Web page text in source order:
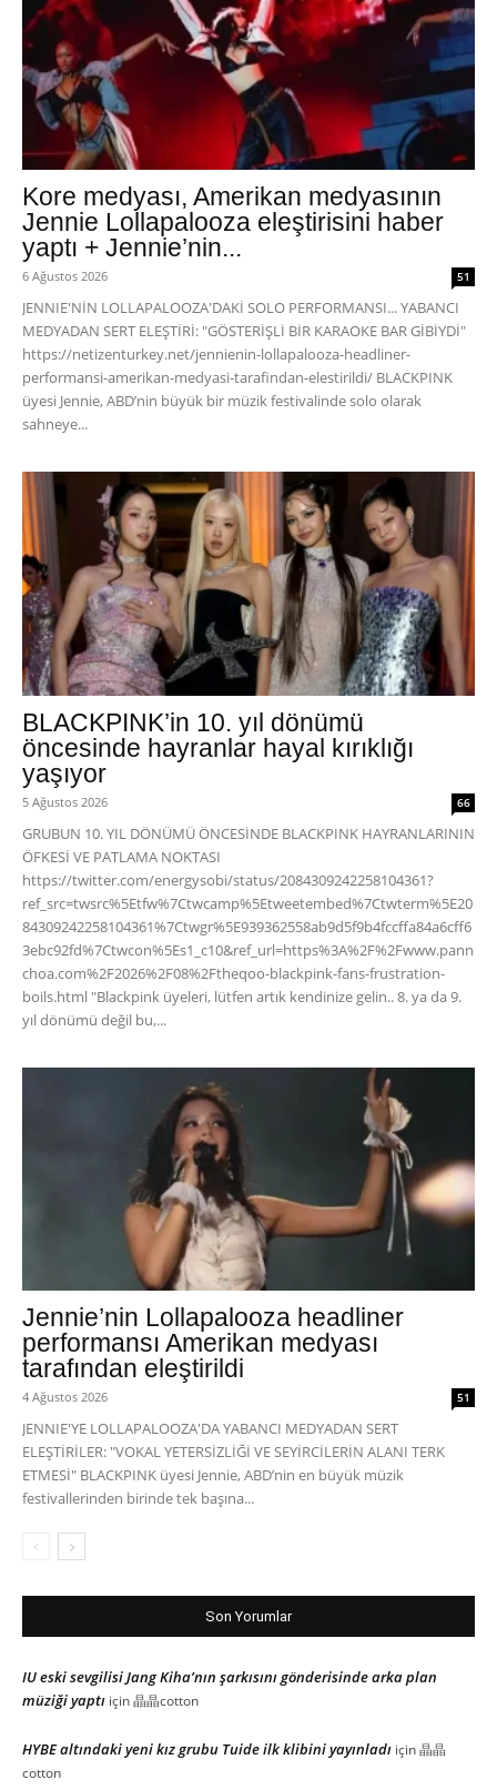
Kore medyası, Amerikan medyasının
Jennie Lollapalooza eleştirisini haber
yaptı + Jennie’nin...
6 Ağustos 2026 51
JENNIE'NİN LOLLAPALOOZA'DAKİ SOLO PERFORMANSI... YABANCI
MEDYADAN SERT ELEŞTİRİ: "GÖSTERİŞLİ BİR KARAOKE BAR GİBİYDİ"
https://netizenturkey.net/jennienin-lollapalooza-headliner-
performansi-amerikan-medyasi-tarafindan-elestirildi/ BLACKPINK
üyesi Jennie, ABD’nin büyük bir müzik festivalinde solo olarak
sahneye...
BLACKPINK’in 10. yıl dönümü
öncesinde hayranlar hayal kırıklığı
yaşıyor
5 Ağustos 2026 66
GRUBUN 10. YIL DÖNÜMÜ ÖNCESİNDE BLACKPINK HAYRANLARININ
ÖFKESİ VE PATLAMA NOKTASI
https://twitter.com/energysobi/status/2084309242258104361?
ref_src=twsrc%5Etfw%7Ctwcamp%5Etweetembed%7Ctwterm%5E20
84309242258104361%7Ctwgr%5E939362558ab9d5f9b4fccffa84a6cff6
3ebc92fd%7Ctwcon%5Es1_c10&ref_url=https%3A%2F%2Fwww.pann
choa.com%2F2026%2F08%2Ftheqoo-blackpink-fans-frustration-
boils.html "Blackpink üyeleri, lütfen artık kendinize gelin.. 8. ya da 9.
yıl dönümü değil bu,...
Jennie’nin Lollapalooza headliner
performansı Amerikan medyası
tarafından eleştirildi
4 Ağustos 2026 51
JENNIE'YE LOLLAPALOOZA'DA YABANCI MEDYADAN SERT
ELEŞTİRİLER: "VOKAL YETERSİZLİĞİ VE SEYİRCİLERİN ALANI TERK
ETMESİ" BLACKPINK üyesi Jennie, ABD’nin en büyük müzik
festivallerinden birinde tek başına...
Son Yorumlar
IU eski sevgilisi Jang Kiha’nın şarkısını gönderisinde arka plan
müziği yaptı için晶晶cotton
HYBE altındaki yeni kız grubu Tuide ilk klibini yayınladı için晶晶
cotton